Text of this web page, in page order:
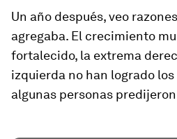
Un año después, veo
agregaba. El crecimiento
fortalecido, la extrema
izquierda no han logrado
algunas personas